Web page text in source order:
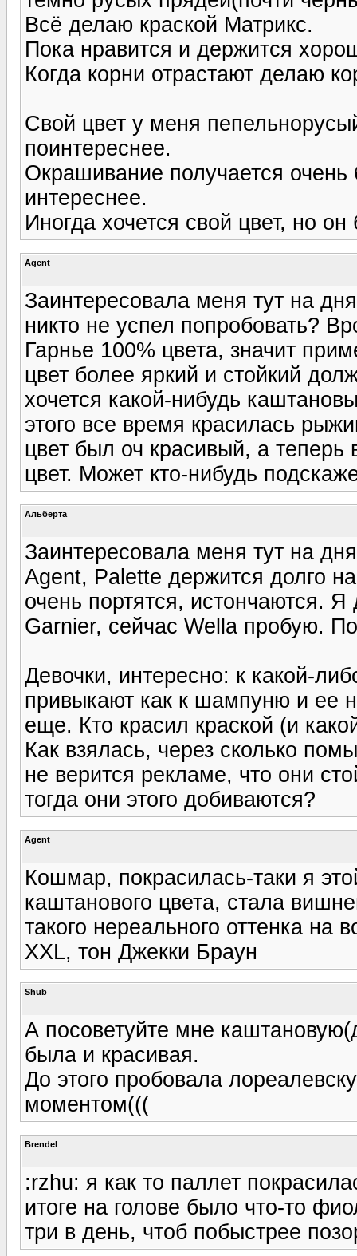
Всё делаю краской Матрикс.
Пока нравится и держится
Когда корни отрастают делаю
Свой цвет у меня
поинтереснее.
Окрашивание получается
интереснее.
Иногда хочется свой цвет, но
Agent
Заинтересовала меня тут на
никто не успел попробовать?
Гарнье 100% цвета, значит
цвет более яркий и стойкий
хочется какой-нибудь
этого все время красилась
цвет был оч красивый, а
цвет. Может кто-нибудь
Альберта
Заинтересовала меня тут на
Agent, Palette держится долго
очень портятся, истончаются.
Garnier, сейчас Wella пробую.
Девочки, интересно: к какой-
привыкают как к шампуню и ее
еще. Кто красил краской (и
Как взялась, через сколько
не верится рекламе, что они
тогда они этого добиваются?
Agent
Кошмар, покрасилась-таки я
каштанового цвета, стала
такого нереального оттенка на
XXL, тон Джекки Браун
Shub
А посоветуйте мне
была и красивая.
До этого пробовала
моментом(((
Brendel
:rzhu: я как то паллет
итоге на голове было что-то
три в день, чтоб побыстрее